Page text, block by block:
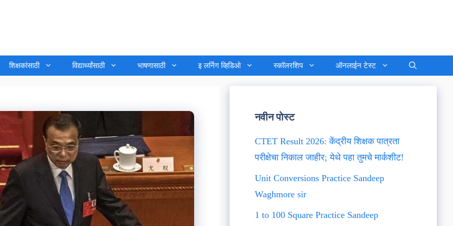
शिक्षकांसाठी विद्यार्थ्यांसाठी भाषणासाठी इ लर्निग व्हिडिओ स्कॉलरशिप ऑनलाईन टेस्ट
नवीन पोस्ट
CTET Result 2026: केंद्रीय शिक्षक पात्रता
परीक्षेचा निकाल जाहीर; येथे पहा तुमचे मार्कशीट!
Unit Conversions Practice Sandeep
Waghmore sir
1 to 100 Square Practice Sandeep